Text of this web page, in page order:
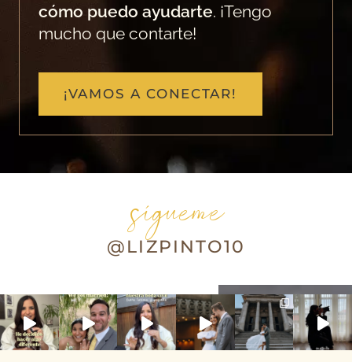
cómo puedo ayudarte. ¡Tengo
mucho que contarte!
¡VAMOS A CONECTAR!
sígueme
@LIZPINTO10